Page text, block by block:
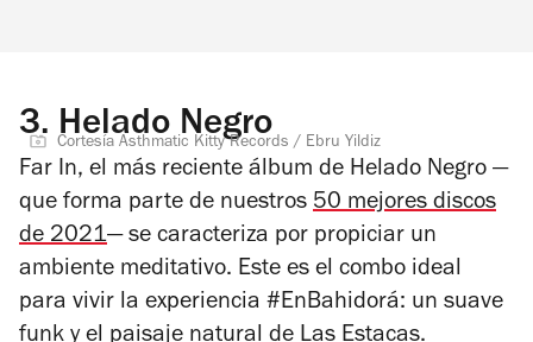
3. Helado Negro
Cortesía Asthmatic Kitty Records / Ebru Yildiz
Far In, el más reciente álbum de Helado Negro —
que forma parte de nuestros 50 mejores discos
de 2021— se caracteriza por propiciar un
ambiente meditativo. Este es el combo ideal
para vivir la experiencia #EnBahidorá: un suave
funk y el paisaje natural de Las Estacas.